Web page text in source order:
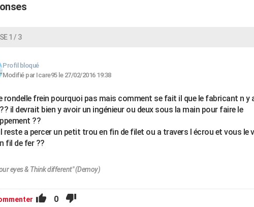
1 / 3
Profil bloqué
Modifié par Icare95 le 27/02/2016 19:38
rondelle frein pourquoi pas mais comment se fait il que le fabricant n y
il devrait bien y avoir un ingénieur ou deux sous la main pour faire le
??
reste a percer un petit trou en fin de filet ou a travers l écrou et vous le
fil de fer ??
eyes & Think different" (Demoy)
0